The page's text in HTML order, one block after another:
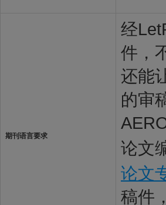
期刊语言要求
经
件，
还能
的审
论文
论文
稿件